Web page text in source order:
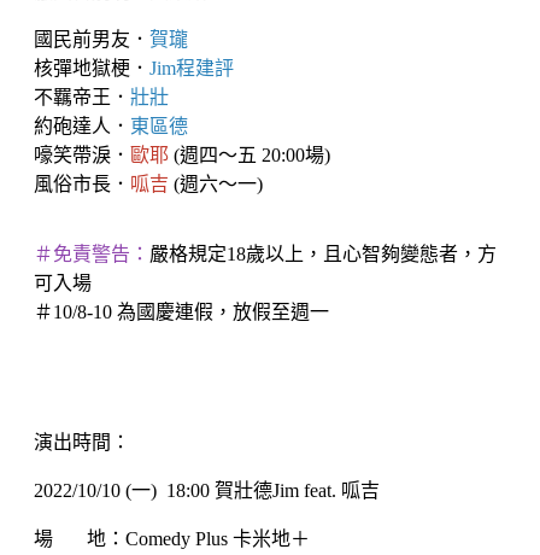
國民前男友． 賀瓏
核彈地獄梗． Jim程建評
不羈帝王． 壯壯
約砲達人． 東區德
嚎笑帶淚． 歐耶 (週四～五 20:00場)
風俗市長． 呱吉 (週六～一)
＃免責警告： 嚴格規定18歲以上，且心智夠變態者，方
可入場
＃10/8-10 為國慶連假，放假至週一
演出時間：
2022/10/10 (一) 18:00 賀壯德Jim feat. 呱吉
場 地：Comedy Plus 卡米地＋